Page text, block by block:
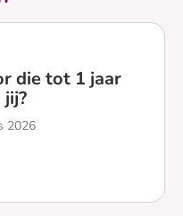
die tot 1 jaar
2026
die tot 1 jaar